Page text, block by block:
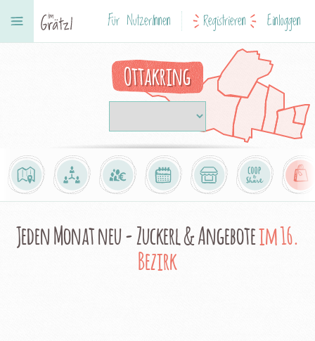
Für NutzerInnen Registrieren Einloggen
Ottakring
Jeden Monat neu - Zuckerl & Angeboteim 16.
Bezirk